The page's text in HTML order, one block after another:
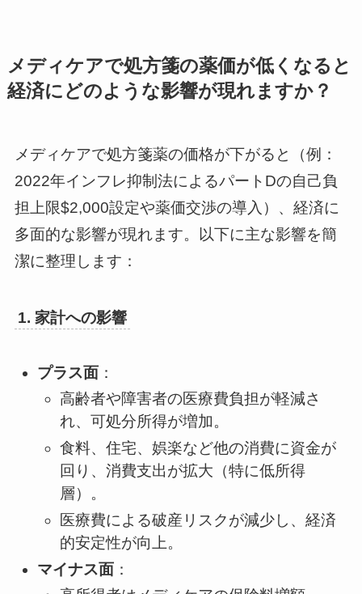
メディケアで処方箋の薬価が低くなると
経済にどのような影響が現れますか？
メディケアで処方箋薬の価格が下がると（例：
2022年インフレ抑制法によるパートDの自己負
担上限$2,000設定や薬価交渉の導入）、経済に
多面的な影響が現れます。以下に主な影響を簡
潔に整理します：
1. 家計への影響
プラス面 ：
高齢者や障害者の医療費負担が軽減さ
れ、可処分所得が増加。
食料、住宅、娯楽など他の消費に資金が
回り、消費支出が拡大（特に低所得
層）。
医療費による破産リスクが減少し、経済
的安定性が向上。
マイナス面 ：